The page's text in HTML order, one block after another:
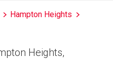
Hampton Heights
Heights,